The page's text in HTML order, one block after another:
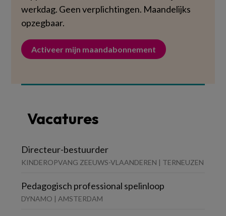
werkdag. Geen verplichtingen. Maandelijks
opzegbaar.
Activeer mijn maandabonnement
Vacatures
Directeur-bestuurder
KINDEROPVANG ZEEUWS-VLAANDEREN | TERNEUZEN
Pedagogisch professional spelinloop
DYNAMO | AMSTERDAM